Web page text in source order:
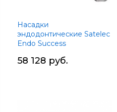
Насадки
эндодонтические Satelec
Endo Success
6шт
58 128 руб.